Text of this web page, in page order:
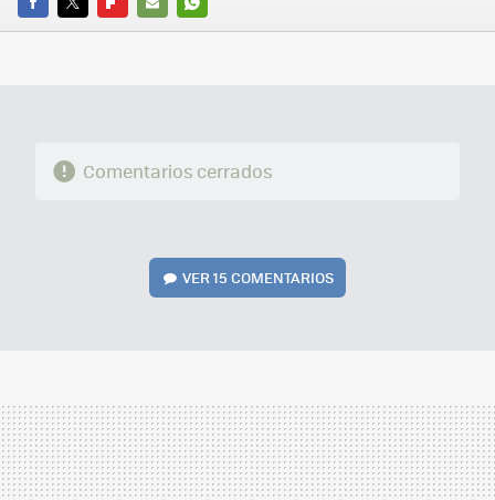
FACEBOOK
TWITTERFLIPBOARD
E-
WHATSAPP
Comentarios cerrados
VER15 COMENTARIOS